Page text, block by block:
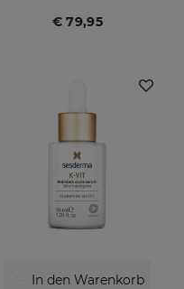
€ 79,95
In den Warenkorb